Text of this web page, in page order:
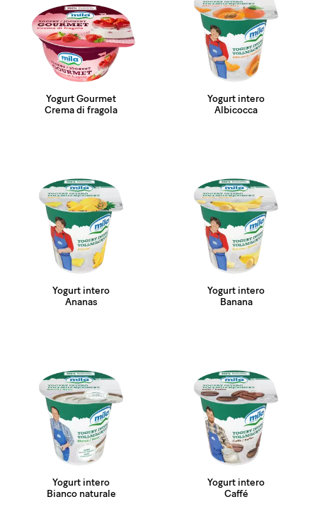
Yogurt Gourmet
Crema di fragola
Yogurt intero
Albicocca
Yogurt intero
Ananas
Yogurt intero
Banana
Yogurt intero
Bianco naturale
Yogurt intero
Caffé